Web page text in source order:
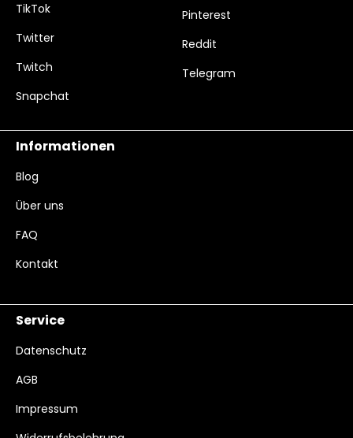
TikTok
Twitter
Twitch
Snapchat
Pinterest
Reddit
Telegram
Informationen
Blog
Über uns
FAQ
Kontakt
Service
Datenschutz
AGB
Impressum